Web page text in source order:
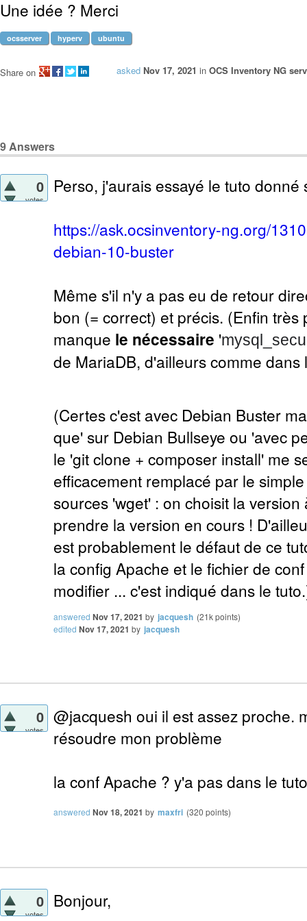
Une idée ? Merci
ocsserver hyperv ubuntu
asked Nov 17, 2021 in OCS Inventory NG
Share on
9Answers
0
votes
Perso, j'aurais essayé le tuto donné
https://ask.ocsinventory-ng.org/
debian-10-buster
Même s'il n'y a pas eu de retour
bon (= correct) et précis. (Enfin
manque le nécessaire '
de MariaDB, d'ailleurs comme dans
(Certes c'est avec Debian Buster
que' sur Debian Bullseye ou 'avec
le 'git clone + composer install' me
efficacement remplacé par le
sources 'wget' : on choisit la
prendre la version en cours !
est probablement le défaut de ce
la config Apache et le fichier de
modifier ... c'est indiqué dans le
answered Nov 17, 2021 by jacquesh (21kpoints)
edited Nov 17, 2021 by jacquesh
0
votes
@jacquesh oui il est assez proche.
résoudre mon problème
la conf Apache ? y'a pas dans le
answered Nov 18, 2021 by maxfri (320 points)
0
votes
Bonjour,